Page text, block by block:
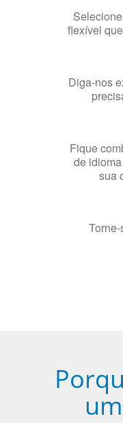
flexível
Diga-nos
Fique
de
sua